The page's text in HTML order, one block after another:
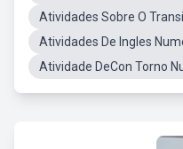
Atividades Sobre O
Atividades De Ingles
Atividade DeCon Torno